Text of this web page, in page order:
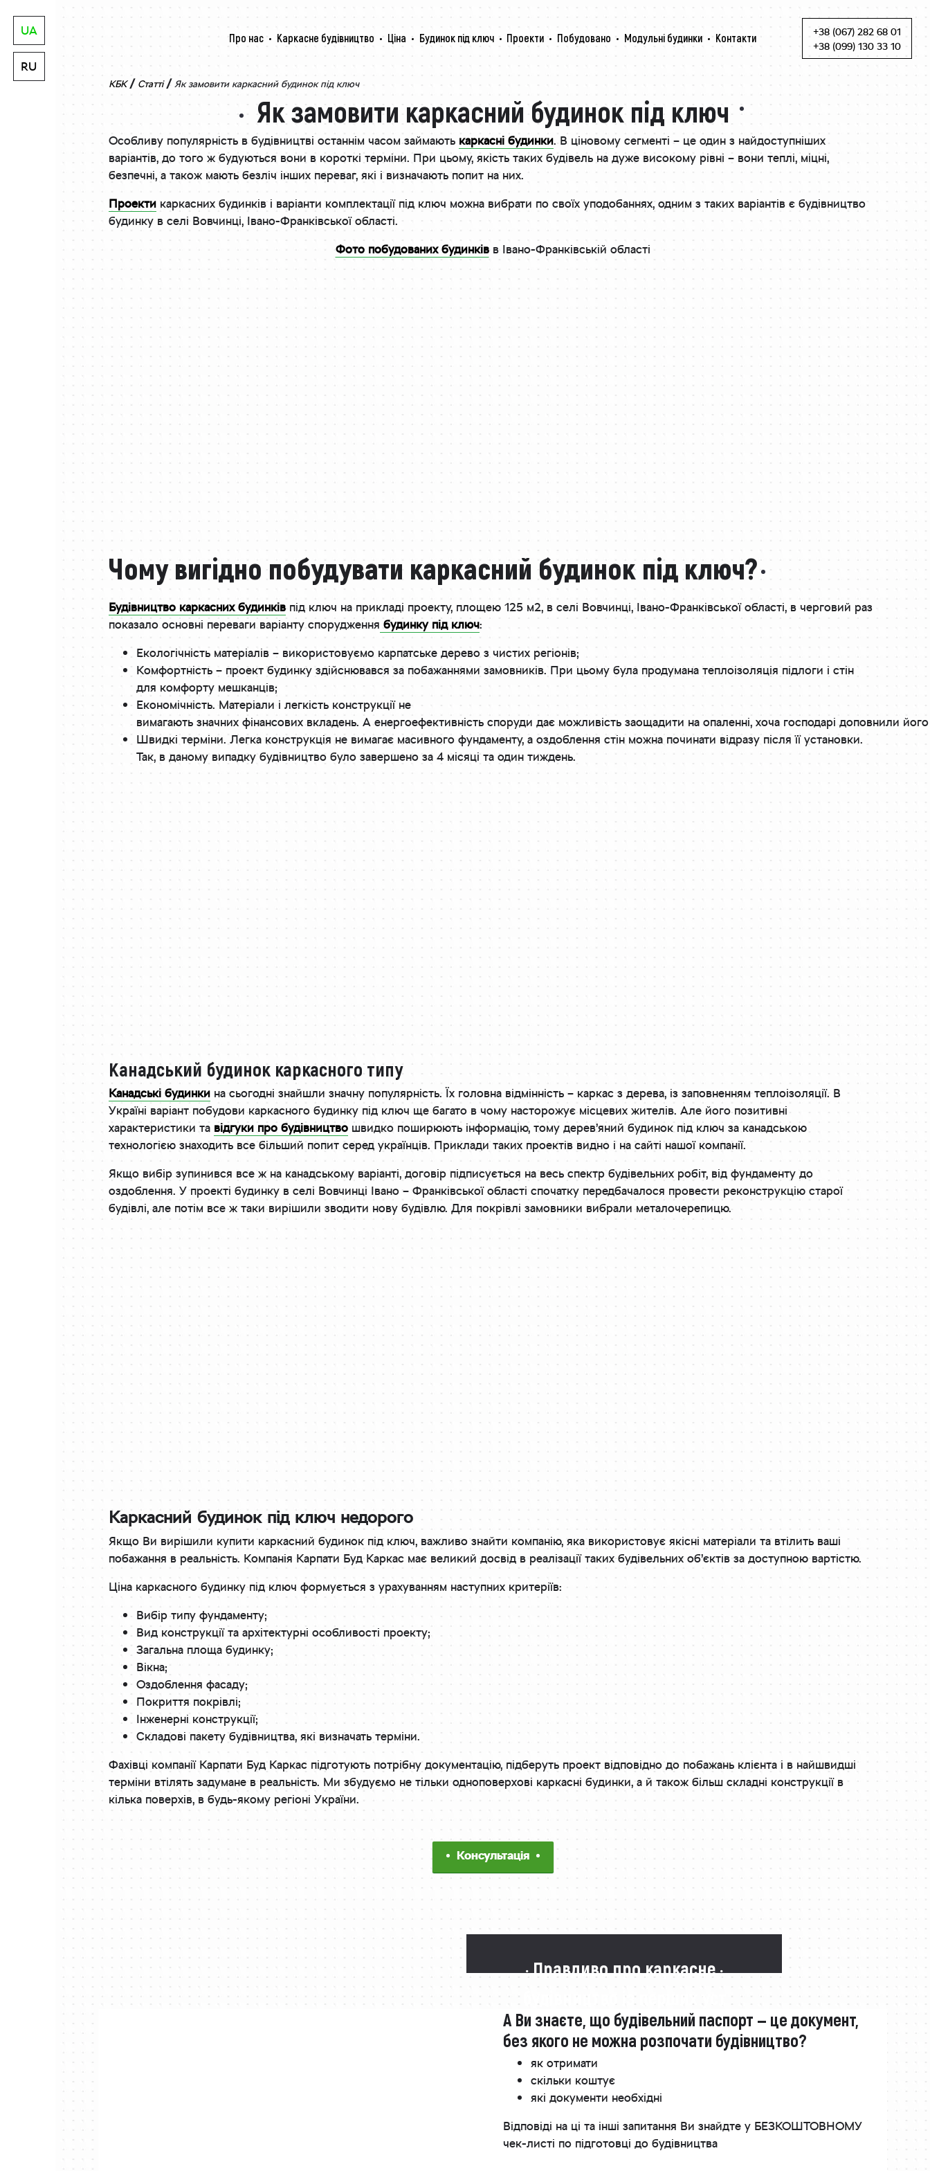
UA
RU
Про нас Каркасне будівництво Ціна Будинок під ключ Проекти Побудовано Модульні будинки Контакти Skip to content
+38 (067) 282 68 01
+38 (099) 130 33 10
КБК / Статті / Як замовити каркасний будинок під ключ
Як замовити каркасний будинок під ключ
Особливу популярність в будівництві останнім часом займають каркасні будинки. В ціновому сегменті – це один з найдоступніших
варіантів, до того ж будуються вони в короткі терміни. При цьому, якість таких будівель на дуже високому рівні – вони теплі, міцні,
безпечні, а також мають безліч інших переваг, які і визначають попит на них.
Проекти каркасних будинків і варіанти комплектації під ключ можна вибрати по своїх уподобаннях, одним з таких варіантів є будівництво
будинку в селі Вовчинці, Івано-Франківської області.
Фото побудованих будинківв Івано-Франківській області
Чому вигідно побудувати каркасний будинок під ключ?
Будівництво каркасних будинків під ключ на прикладі проекту, площею 125 м2, в селі Вовчинці, Івано-Франківської області, в черговий раз
показало основні переваги варіанту спорудження будинку під ключ:
Екологічність матеріалів – використовуємо карпатське дерево з чистих регіонів;
Комфортність – проект будинку здійснювався за побажаннями замовників. При цьому була продумана теплоізоляція підлоги і стін
для комфорту мешканців;
Економічність. Матеріали і легкість конструкції не
вимагають значних фінансових вкладень. А енергоефективність споруди дає можливість заощадити на опаленні, хоча господарі доповнили
Швидкі терміни. Легка конструкція не вимагає масивного фундаменту, а оздоблення стін можна починати відразу після її установки.
Так, в даному випадку будівництво було завершено за 4 місяці та один тиждень.
Канадський будинок каркасного типу
Канадські будинки на сьогодні знайшли значну популярність. Їх головна відмінність – каркас з дерева, із заповненням теплоізоляції. В
Україні варіант побудови каркасного будинку під ключ ще багато в чому насторожує місцевих жителів. Але його позитивні
характеристики та відгуки про будівництво швидко поширюють інформацію, тому дерев’яний будинок під ключ за канадською
технологією знаходить все більший попит серед українців. Приклади таких проектів видно і на сайті нашої компанії.
Якщо вибір зупинився все ж на канадському варіанті, договір підписується на весь спектр будівельних робіт, від фундаменту до
оздоблення. У проекті будинку в селі Вовчинці Івано – Франківської області спочатку передбачалося провести реконструкцію старої
будівлі, але потім все ж таки вирішили зводити нову будівлю. Для покрівлі замовники вибрали металочерепицю.
Каркасний будинок під ключ недорого
Якщо Ви вирішили купити каркасний будинок під ключ, важливо знайти компанію, яка використовує якісні матеріали та втілить ваші
побажання в реальність. Компанія Карпати Буд Каркас має великий досвід в реалізації таких будівельних об’єктів за доступною вартістю.
Ціна каркасного будинку під ключ формується з урахуванням наступних критеріїв:
Вибір типу фундаменту;
Вид конструкції та архітектурні особливості проекту;
Загальна площа будинку;
Вікна;
Оздоблення фасаду;
Покриття покрівлі;
Інженерні конструкції;
Складові пакету будівництва, які визначать терміни.
Фахівці компанії Карпати Буд Каркас підготують потрібну документацію, підберуть проект відповідно до побажань клієнта і в найшвидші
терміни втілять задумане в реальність. Ми збудуємо не тільки одноповерхові каркасні будинки, а й також більш складні конструкції в
кілька поверхів, в будь-якому регіоні України.
Консультація
· Правдиво про каркасне ·
А Ви знаєте, що будівельний паспорт — це документ,
без якого не можна розпочати будівництво?
як отримати
скільки коштує
які документи необхідні
Відповіді на ці та інші запитання Ви знайдте у БЕЗКОШТОВНОМУ
чек-листі по підготовці до будівництва